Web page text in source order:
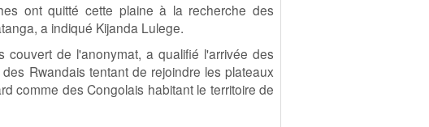
ont quitté cette plaine à la recherche des
a indiqué Kijanda Lulege.
couvert de l'anonymat, a qualifié l'arrivée des
Rwandais tentant de rejoindre les plateaux
comme des Congolais habitant le territoire de